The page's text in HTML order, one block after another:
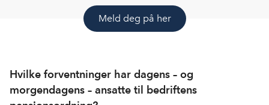
Meld deg på her
Hvilke forventninger har dagens – og
morgendagens – ansatte til bedriftens